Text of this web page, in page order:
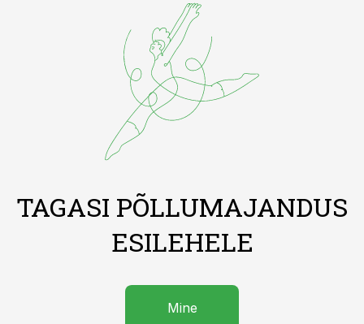
TAGASI PÕLLUMAJANDUS
ESILEHELE
Mine